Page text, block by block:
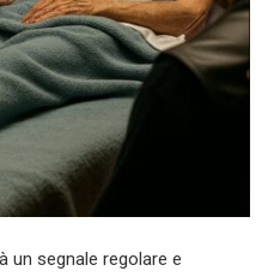
un segnale regolare e